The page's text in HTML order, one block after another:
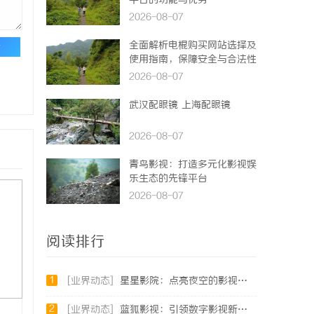
2026-08-07
全面解析电棍购买网站选择及
使用指南，保障安全与合法性
2026-08-07
武汉配眼镜 上海配眼镜
2026-08-07
青鸟影视：打造多元化影视娱
乐生态的先锋平台
2026-08-07
阅读排行
1 [业界动态] 星星影院：点亮夜空的影视艺术殿堂
2 [业界动态] 蓝狐影视：引领数字影视新时代的创新力量